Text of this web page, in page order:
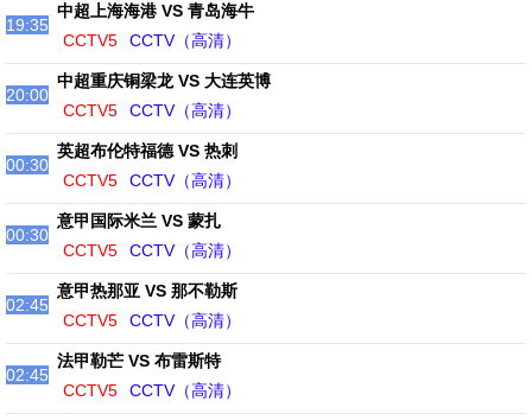
19:35
中超上海海港 VS 青岛海牛
CCTV5
CCTV（高清）
20:00
中超重庆铜梁龙 VS 大连英博
CCTV5
CCTV（高清）
00:30
英超布伦特福德 VS 热刺
CCTV5
CCTV（高清）
00:30
意甲国际米兰 VS 蒙扎
CCTV5
CCTV（高清）
02:45
意甲热那亚 VS 那不勒斯
CCTV5
CCTV（高清）
02:45
法甲勒芒 VS 布雷斯特
CCTV5
CCTV（高清）